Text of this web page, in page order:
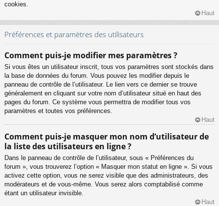
cookies.
Haut
Préférences et paramètres des utilisateurs
Comment puis-je modifier mes paramètres ?
Si vous êtes un utilisateur inscrit, tous vos paramètres sont stockés dans
la base de données du forum. Vous pouvez les modifier depuis le
panneau de contrôle de l’utilisateur. Le lien vers ce dernier se trouve
généralement en cliquant sur votre nom d’utilisateur situé en haut des
pages du forum. Ce système vous permettra de modifier tous vos
paramètres et toutes vos préférences.
Haut
Comment puis-je masquer mon nom d’utilisateur de
la liste des utilisateurs en ligne ?
Dans le panneau de contrôle de l’utilisateur, sous « Préférences du
forum », vous trouverez l’option « Masquer mon statut en ligne ». Si vous
activez cette option, vous ne serez visible que des administrateurs, des
modérateurs et de vous-même. Vous serez alors comptabilisé comme
étant un utilisateur invisible.
Haut